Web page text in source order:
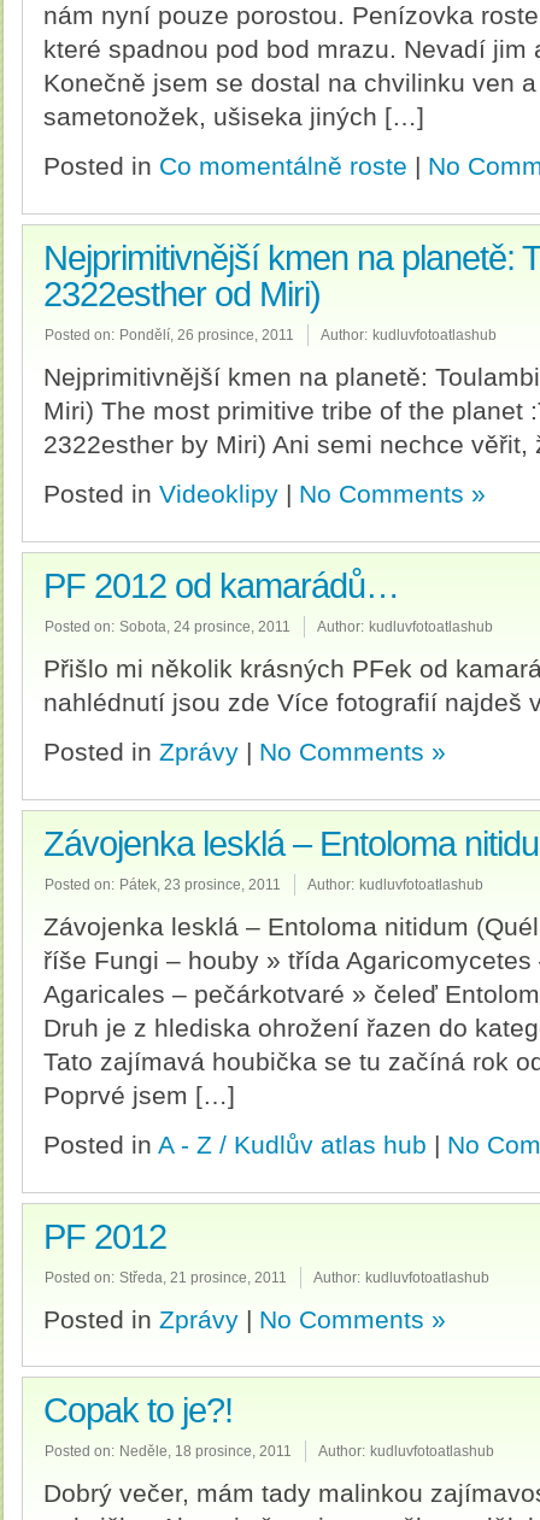
nám nyní pouze porostou. Penízovka
které spadnou pod bod mrazu. Nevadí jim
Konečně jsem se dostal na chvilinku ven
sametonožek, ušiseka jiných […]
Posted in Co momentálně roste | No
Nejprimitivnější kmen na planetě:
2322esther od Miri)
Posted on: Pondělí, 26 prosince, 2011 Author: kudluvfotoatlashub
Nejprimitivnější kmen na planetě:
Miri) The most primitive tribe of the planet
2322esther by Miri) Ani semi nechce
Posted in Videoklipy | No Comments »
PF 2012 od kamarádů…
Posted on: Sobota, 24 prosince, 2011 Author: kudluvfotoatlashub
Přišlo mi několik krásných PFek od
nahlédnutí jsou zde Více fotografií najdeš
Posted in Zprávy | No Comments »
Závojenka lesklá – Entoloma
Posted on: Pátek, 23 prosince, 2011 Author: kudluvfotoatlashub
Závojenka lesklá – Entoloma nitidum
říše Fungi – houby » třída
Agaricales – pečárkotvaré » čeleď
Druh je z hlediska ohrožení řazen do
Tato zajímavá houbička se tu začíná rok
Poprvé jsem […]
Posted in A - Z / Kudlův atlas hub | No
PF 2012
Posted on: Středa, 21 prosince, 2011 Author: kudluvfotoatlashub
Posted in Zprávy | No Comments »
Copak to je?!
Posted on: Neděle, 18 prosince, 2011 Author: kudluvfotoatlashub
Dobrý večer, mám tady malinkou